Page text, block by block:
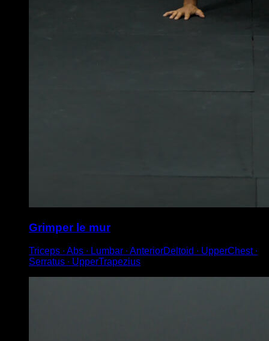
Grimper le mur
Triceps ∙ Abs ∙ Lumbar ∙ AnteriorDeltoid ∙ UpperChest ∙
Serratus ∙ UpperTrapezius